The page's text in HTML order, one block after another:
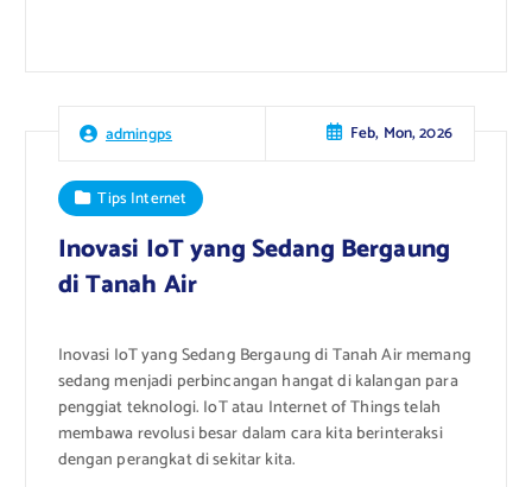
admingps Feb, Mon, 2026
Tips Internet
Inovasi IoT yang Sedang Bergaung
di Tanah Air
Inovasi IoT yang Sedang Bergaung di Tanah Air memang
sedang menjadi perbincangan hangat di kalangan para
penggiat teknologi. IoT atau Internet of Things telah
membawa revolusi besar dalam cara kita berinteraksi
dengan perangkat di sekitar kita.